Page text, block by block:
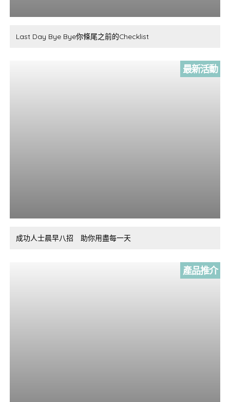
Last Day Bye Bye你條尾之前的Checklist
最新活動
成功人士晨早八招 助你用盡每一天
產品推介